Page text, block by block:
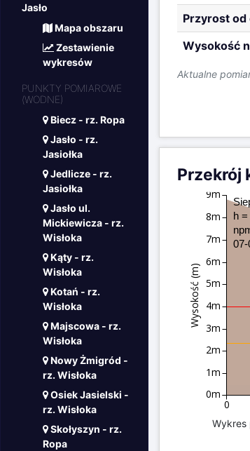
Jasło
Mapa obszaru
Zestawienie
wykresów
PUNKTY POMIAROWE
(WODNE)
Biecz - rz. Ropa
Jasło - rz.
Jasiołka
Jedlicze - rz.
Jasiołka
Jasło ul.
Mickiewicza - rz.
Wisłoka
Kąty - rz.
Wisłoka
Kotań - rz.
Wisłoka
Majscowa - rz.
Wisłoka
Nowy Żmigród -
rz. Wisłoka
Osiek Jasielski -
rz. Wisłoka
Skołyszyn - rz.
Ropa
Aktualne
Przyrost
Wysokość
Przekrój
0
Wysokość (m)
0m
1m
2m
3m
4m
5m
6m
7m
8m
9m
h
07-
Wykres